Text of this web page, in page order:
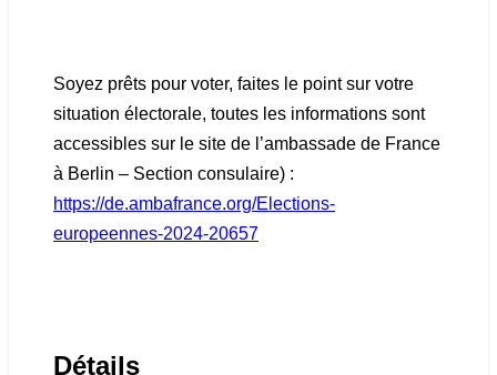
Soyez prêts pour voter, faites le point sur votre
situation électorale, toutes les informations sont
accessibles sur le site de l’ambassade de France
à Berlin – Section consulaire) :
https://de.ambafrance.org/Elections-
europeennes-2024-20657
Détails